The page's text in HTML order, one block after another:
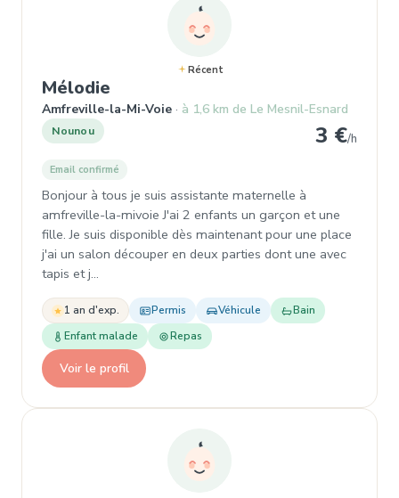
Récent
Mélodie
Amfreville-la-Mi-Voie à 1,6 km de Le Mesnil-Esnard
Nounou 3 €/h
Email confirmé
Bonjour à tous je suis assistante maternelle à
amfreville-la-mivoie J'ai 2 enfants un garçon et une
fille. Je suis disponible dès maintenant pour une place
j'ai un salon découper en deux parties dont une avec
tapis et j…
1 an d'exp. Permis Véhicule
Bain
Enfant malade
Repas
Voir le profil